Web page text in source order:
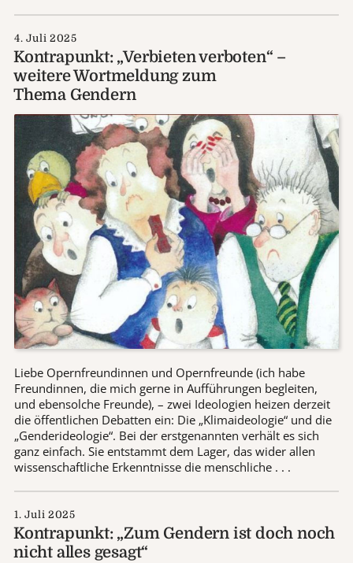
4. Juli 2025
Kontrapunkt: „Verbieten verboten“ –
weitere Wortmeldung zum
Thema Gendern
Liebe Opernfreundinnen und Opernfreunde (ich habe
Freundinnen, die mich gerne in Aufführungen begleiten,
und ebensolche Freunde), – zwei Ideologien heizen derzeit
die öffentlichen Debatten ein: Die „Klimaideologie“ und die
„Genderideologie“. Bei der erstgenannten verhält es sich
ganz einfach. Sie entstammt dem Lager, das wider allen
wissenschaftliche Erkenntnisse die menschliche . . .
1. Juli 2025
Kontrapunkt: „Zum Gendern ist doch noch
nicht alles gesagt“